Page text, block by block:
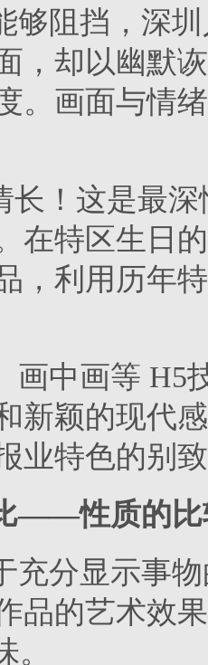
够阻挡，深
，却以幽默
。画面与情
长！这是最
在特区生日
，利用历年
画中画等 H5
新颖的现代
业特色的别
——性质的
充分显示事
品的艺术效
。